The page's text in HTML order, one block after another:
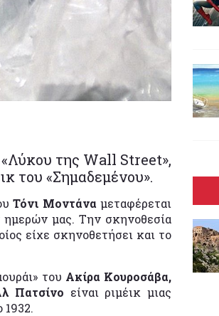
της Wall Street»,
του «Σημαδεμένου».
Τόνι Μοντάνα μεταφέρεται
ημερών μας. Την σκηνοθεσία
είχε σκηνοθετήσει και το
του Ακίρα Κουροσάβα,
Πατσίνο είναι ριμέικ μιας
1932.